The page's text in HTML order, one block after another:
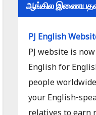
ஆங்கில
PJ English
PJ website is
English for
people
your English-